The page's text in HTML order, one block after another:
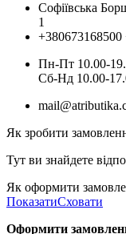
Софіївська
1
+380673168500
Пн-Пт 10.00-
Cб-Нд 10.00-
Як зробити
Тут ви знайдете
Як оформити
ПоказатиСховати
Оформити